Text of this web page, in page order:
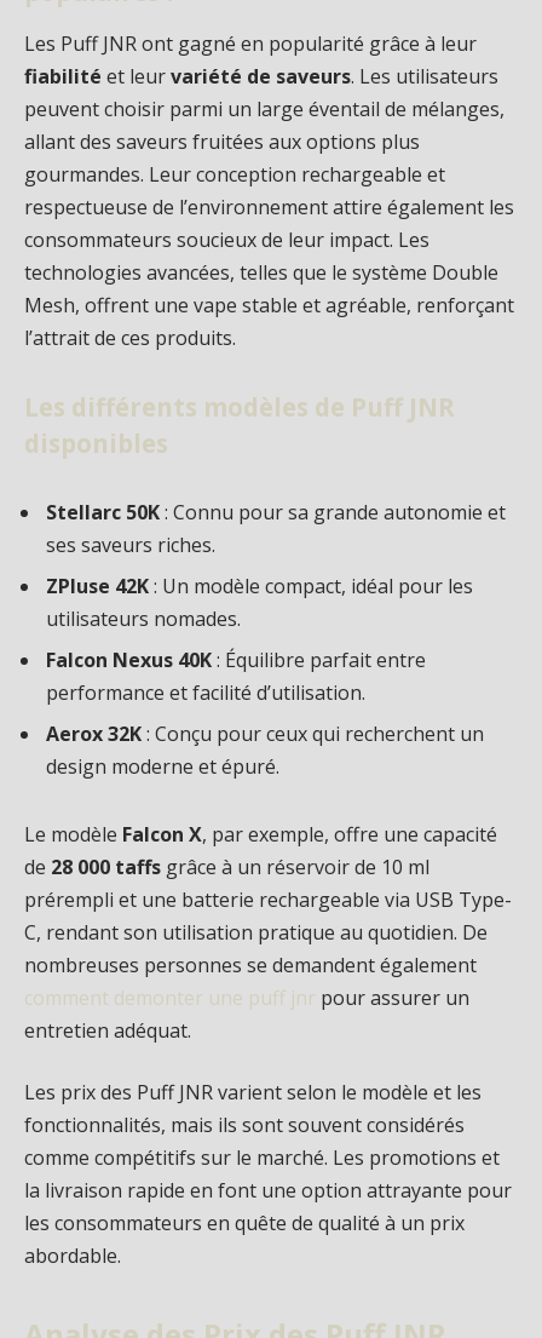
Les Puff JNR ont gagné en popularité grâce à leur
fiabilité et leurvariété de saveurs. Les utilisateurs
peuvent choisir parmi un large éventail de mélanges,
allant des saveurs fruitées aux options plus
gourmandes. Leur conception rechargeable et
respectueuse de l’environnement attire également les
consommateurs soucieux de leur impact. Les
technologies avancées, telles que le système Double
Mesh, offrent une vape stable et agréable, renforçant
l’attrait de ces produits.
Les différents modèles de Puff JNR
disponibles
Stellarc 50K: Connu pour sa grande autonomie et
ses saveurs riches.
ZPluse 42K: Un modèle compact, idéal pour les
utilisateurs nomades.
Falcon Nexus 40K: Équilibre parfait entre
performance et facilité d’utilisation.
Aerox 32K: Conçu pour ceux qui recherchent un
design moderne et épuré.
Le modèle Falcon X, par exemple, offre une capacité
de 28 000 taffs grâce à un réservoir de 10 ml
prérempli et une batterie rechargeable via USB Type-
C, rendant son utilisation pratique au quotidien. De
nombreuses personnes se demandent également
comment demonter une puff jnr pour assurer un
entretien adéquat.
Les prix des Puff JNR varient selon le modèle et les
fonctionnalités, mais ils sont souvent considérés
comme compétitifs sur le marché. Les promotions et
la livraison rapide en font une option attrayante pour
les consommateurs en quête de qualité à un prix
abordable.